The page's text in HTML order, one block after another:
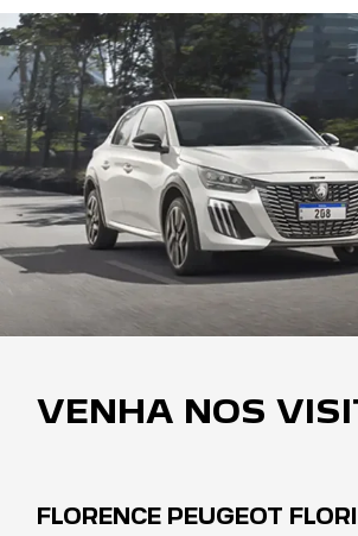
VENHA NOS
FLORENCE PEUGEOT